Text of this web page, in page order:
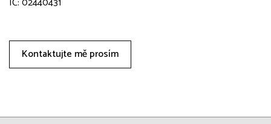
Kontaktujte mě prosím